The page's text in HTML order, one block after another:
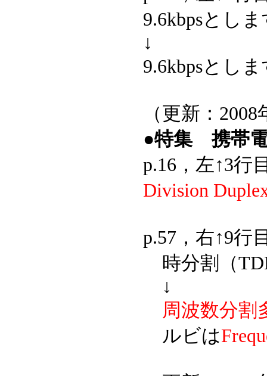
9.6kbpsとし
↓
9.6kbpsとしま
（更新：
●特集 携帯
p.16，左↑3行
Division
p.57，右↑9行
時分割（
↓
周波数分割
ルビは